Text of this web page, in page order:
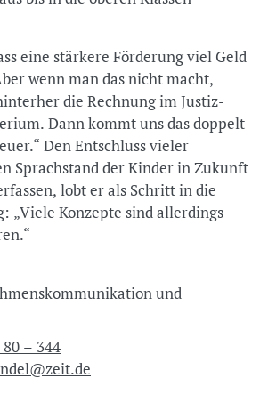
eine stärkere Förderung viel Geld
wenn man das nicht macht,
die Rechnung im Justiz-
Dann kommt uns das doppelt
Den Entschluss vieler
Sprachstand der Kinder in Zukunft
lobt er als Schritt in die
„Viele Konzepte sind allerdings
– 344